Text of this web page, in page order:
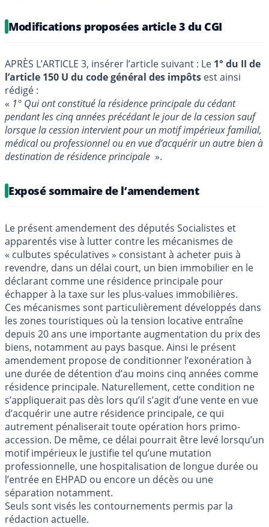
Modifications proposées article 3 du CGI
APRÈS L’ARTICLE 3, insérer l’article suivant : Le 1° du II de
l’article 150 U du code général des impôts est ainsi
rédigé :
« 1° Qui ont constitué la résidence principale du cédant
pendant les cinq années précédant le jour de la cession sauf
lorsque la cession intervient pour un motif impérieux familial,
médical ou professionnel ou en vue d’acquérir un autre bien à
destination de résidence principale ».
Exposé sommaire de l’amendement
Le présent amendement des députés Socialistes et
apparentés vise à lutter contre les mécanismes de
« culbutes spéculatives » consistant à acheter puis à
revendre, dans un délai court, un bien immobilier en le
déclarant comme une résidence principale pour
échapper à la taxe sur les plus-values immobilières.
Ces mécanismes sont particulièrement développés dans
les zones touristiques où la tension locative entraîne
depuis 20 ans une importante augmentation du prix des
biens, notamment au pays basque. Ainsi le présent
amendement propose de conditionner l’exonération à
une durée de détention d’au moins cinq années comme
résidence principale. Naturellement, cette condition ne
s’appliquerait pas dès lors qu’il s’agit d’une vente en vue
d’acquérir une autre résidence principale, ce qui
autrement pénaliserait toute opération hors primo-
accession. De même, ce délai pourrait être levé lorsqu’un
motif impérieux le justifie tel qu’une mutation
professionnelle, une hospitalisation de longue durée ou
l’entrée en EHPAD ou encore un décès ou une
séparation notamment.
Seuls sont visés les contournements permis par la
rédaction actuelle.